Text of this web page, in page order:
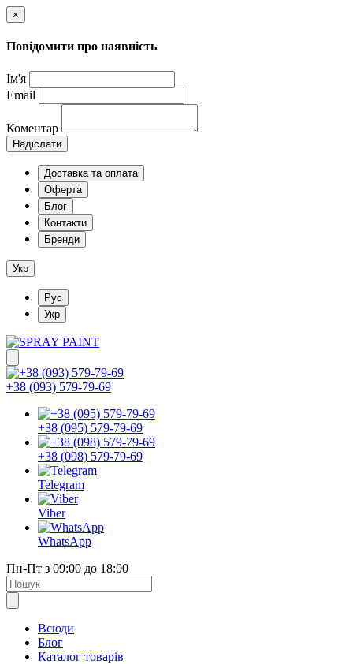
×
Повідомити про наявність
Ім'я
Email
Коментар
Надіслати
Доставка та оплата
Оферта
Блог
Контакти
Бренди
Укр
Рус
Укр
+38 (093) 579-79-69
+38 (095) 579-79-69
+38 (098) 579-79-69
Telegram
Viber
WhatsApp
Пн-Пт з 09:00 до 18:00
Всюди
Блог
Каталог товарів